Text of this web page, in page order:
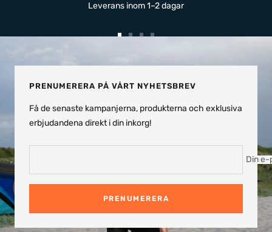
Leverans inom 1–2 dagar
1
2 3 4
PRENUMERERA PÅ VÅRT NYHETSBREV
Få de senaste kampanjerna, produkterna och exklusiva
erbjudandena direkt i din inkorg!
Din e-
PRENUMERERA